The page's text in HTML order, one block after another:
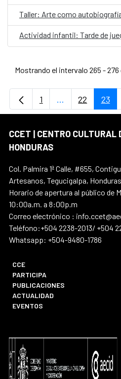
Taller: Arte como
Actividad infantil: Tarde de
Mostrando el intervalo 265 -
Página
1 ...PáginasPágina
22 23
CCET | CENTRO CULTURAL
HONDURAS
Col. Palmira 1ª Calle, #655,
Artesanos, Tegucigalpa, Honduras
Horario de apertura al público de
10:00a.m. a 8:00p.m
Correo electrónico :
Teléfono:+504 2238-2013/ +504
Whatsapp: +504-9480-1786
CCE
PARTICIPA
PUBLICACIONES
ACTUALIDAD
EVENTOS